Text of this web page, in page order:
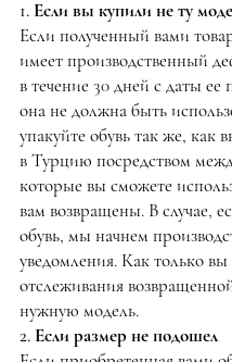
1. Если вы купили не ту
Если полученный вами
имеет производственный
в течение 30 дней с даты ее
она не должна быть
упакуйте обувь так же, как
в Турцию посредством
которые вы сможете
вам возвращены. В случае,
обувь, мы начнем
уведомления. Как только
отслеживания
нужную модель.
2. Если размер не подошел